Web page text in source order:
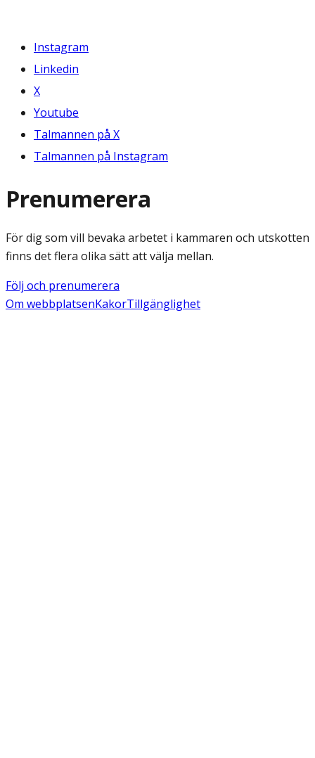
Instagram
Linkedin
X
Youtube
Talmannen på X
Talmannen på Instagram
Prenumerera
För dig som vill bevaka arbetet i kammaren och utskotten
finns det flera olika sätt att välja mellan.
Följ och prenumerera
Om webbplatsenKakorTillgänglighet